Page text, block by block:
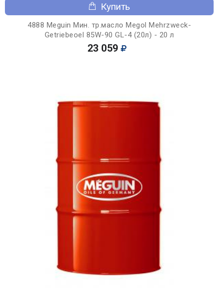
Купить
4888 Meguin Мин. тр.масло Megol Mehrzweck-
Getriebeoel 85W-90 GL-4 (20л) - 20 л
23 059